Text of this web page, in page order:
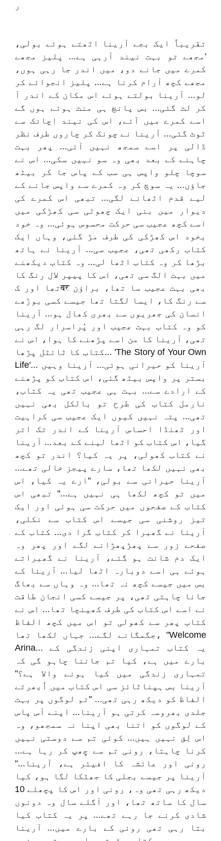
ر
تقریباً ایک بجے آرینا اٹھتے ہوئے بولی،
'مجھے تو بہت نیند آرہی ہے... پلیز مجھے
کمرے میں جانے دو، میں اندر جا رہی ہوں،
مجھے کچھ آرام کرنا ہے... پلیز انجوائے کر
لو... آرینا بولتے ہوئے اس مکان کے اندر آ
کر لٹ گئی... بس پانچ ہی منٹ ہوئے ہوں گے
اسے کمرے میں آئے، اس کی نیند اچانک سے
ٹوٹ گئی... آرینا نے چونک کر چاروں طرف نظر
ڈالی پر اسے سمجھ نہیں آئی... پھر بہت
چاہنے کے بعد بھی وہ سو نہیں سکی... اس نے
سوچا چلو واپس ہی سب کے پاس جا کر بیٹھ
جاؤں... یہ سوچ کر وہ کمرے سے واپس جانے کے
لیے قدم اٹھانے لگی... تبھی اس کمرے کی
دیوار میں بنی ایک چھوٹی سی کھڑکی میں
اسے کچھ عجیب سی حرکت محسوس ہوئی... وہ خود
بخود اس کھڑکی کی طرف مڑ گئی، وہاں ایک
کتاب رکھی تھی، عجیب سی... آرینا نے ہاتھ
بڑھا کر وہ کتاب اٹھا لی... وہ کتاب دیکھنے
میں بہت الگ سی تھی، اس کا پیپر لال رنگ کا
تھا اور کवर بھی بہت عجیب سا تھا، براؤن
سے رنگ کا، ایسا لگتا تھا جیسے کسی بوڑھے
انسان کی جھریوں سے بھری کھال ہو... آرینا
کو وہ کتاب بہت عجیب اور پُراسرار لگ رہی
تھی، آرینا کا من اسے پڑھنے کا ہوا، اس نے
کتاب کا ٹائٹل پڑھا... 'The Story of Your Own
Life'... آرینا کو حیرانی ہوئی... آرینا وہیں
بستر پر واپس بیٹھ گئی، اس کتاب کو پڑھنے
کے ارادے سے... بہت ہی عجیب تھی یہ کتاب،
نارمل کتاب کی طرح تو بالکل بھی نہیں
تھی... پتہ نہیں کیوں ایک عجیب سی کراہیت
اور ٹھنڈا احساس آرینا کے اندر تک اتر
گیا، اس کتاب کو اٹھا لینے کے بعد... آرینا
نے کتاب کھولی، پر یہ کیا؟ اندر تو کچھ
بھی نہیں لکھا تھا، سارے پیجز خالی تھے...
آرینا حیرانی سے بولی، "ارے یہ کیا، اس
میں تو کچھ لکھا ہی نہیں ہے..." تبھی اس
کتاب کے صفحوں میں حرکت سی ہوئی اور ایک
تیز روشنی سی جیسے اس کتاب سے نکلی،
آرینا نے گھبرا کر کتاب گرا دی... کتاب کے
صفحے زور سے پھڑپھڑانے لگے اور پھر وہ
ایک دم شانت ہو گئے، آرینا نے گھبراتے
ہوئے ہی اسے دوبارہ اٹھا لیا... آرینا کے
بس میں جیسے کچھ نہ تھا... وہ وہاں سے بھاگ
جانا چاہتی تھی، پر جیسے کسی انجان طاقت
نے اسے اس کتاب کی طرف کھینچا تھا... اس نے
کتاب پھر سے کھولی تو اس میں کچھ الفاظ
جگمگانے لگے... جہاں لکھا تھا، "Welcome
Arina... یہ کتاب تمہاری اپنی زندگی کے
بارے میں ہے، کیا تم جاننا چاہو گی کہ
تمہاری زندگی میں کیا ہونے والا ہے؟"
آرینا بس ہپناٹائز سی اس کتاب میں اُبھرتے
الفاظ کو دیکھ رہی تھی... "تم لوگوں پر بہت
جلدی بھروسہ کرتی ہو آرینا... اپنے آس پاس
کے لوگوں کو اتنا بھی اپنا نہ سمجھو، وہ
اس لِق نہیں ہیں... کوئی تم سے دوستی نہیں
کرنا چاہتا، رونی تم سے چِھپ کر رہا ہے...
رونی اور عائشہ کا افیئر ہے، آرینا..."
آرینا پر جیسے بجلی کا جھٹکا لگا ہو، کیا
دیکھ رہی تھی وہ، رونی اور اس کا پچھلے 10
سال کا ساتھ تھا، اور آگلے سال وہ دونوں
شادی کرنے جا رہے تھے... پر یہ کتاب کیا
بتا رہی تھی رونی کے بارے میں... آرینا